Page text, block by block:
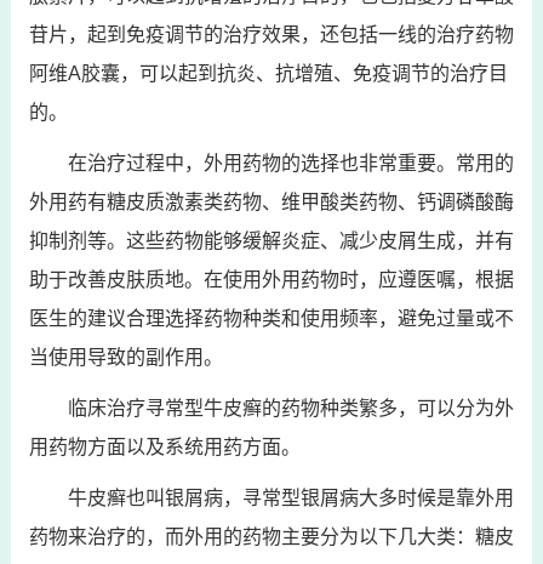
苷片，起到免疫调节的治疗效果，还包括一线的治疗药物
阿维A胶囊，可以起到抗炎、抗增殖、免疫调节的治疗目
的。
在治疗过程中，外用药物的选择也非常重要。常用的
外用药有糖皮质激素类药物、维甲酸类药物、钙调磷酸酶
抑制剂等。这些药物能够缓解炎症、减少皮屑生成，并有
助于改善皮肤质地。在使用外用药物时，应遵医嘱，根据
医生的建议合理选择药物种类和使用频率，避免过量或不
当使用导致的副作用。
临床治疗寻常型牛皮癣的药物种类繁多，可以分为外
用药物方面以及系统用药方面。
牛皮癣也叫银屑病，寻常型银屑病大多时候是靠外用
药物来治疗的，而外用的药物主要分为以下几大类：糖皮